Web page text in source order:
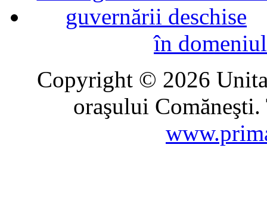
în
Copyright © 2026
oraşului